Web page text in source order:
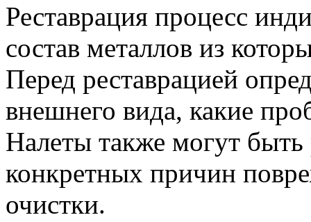
Реставрация процесс
состав металлов из
Перед реставрацией
внешнего вида, какие
Налеты также могут
конкретных причин
очистки.